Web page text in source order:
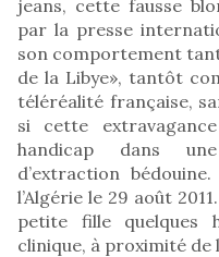
jeans, cette fausse
par la presse
son comportement
de la Libye», tantôt
téléréalité française,
si cette
handicap dans
d’extraction
l’Algérie le 29 août
petite fille quelques
clinique, à proximité